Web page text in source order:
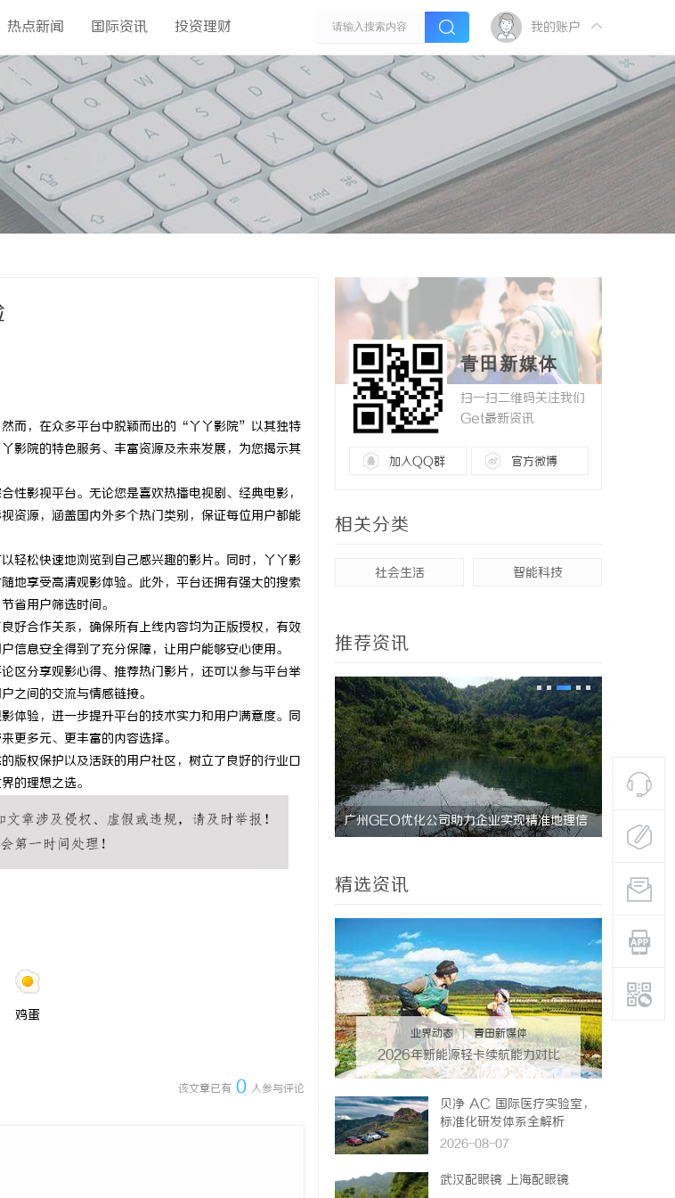
热点新闻 国际资讯 投资理财 我的账户
而，在众多平台中脱颖而出的“丫丫影院”以其独特
影院的特色服务、丰富资源及未来发展，为您揭示其
性影视平台。无论您是喜欢热播电视剧、经典电影，
资源，涵盖国内外多个热门类别，保证每位用户都能
轻松快速地浏览到自己感兴趣的影片。同时，丫丫影
地享受高清观影体验。此外，平台还拥有强大的搜索
省用户筛选时间。
好合作关系，确保所有上线内容均为正版授权，有效
信息安全得到了充分保障，让用户能够安心使用。
区分享观影心得、推荐热门影片，还可以参与平台举
之间的交流与情感链接。
体验，进一步提升平台的技术实力和用户满意度。同
更多元、更丰富的内容选择。
版权保护以及活跃的用户社区，树立了良好的行业口
的理想之选。
鸡蛋
该文章已有 0 人参与评论
青田新媒体
扫一扫二维码关注我们
Get最新资讯
加入QQ群 官方微博
相关分类
社会生活 智能科技
推荐资讯
经营策略 揭秘！专业充电桩项目软件开发商，究竟藏着
哪些行业秘诀？
广州GEO优化公司助力企业实现精准地理信 2026 杭
收费标准
精选资讯
业界动态 | 青田新媒体
2026年新能源轻卡续航能力对比
推荐：5大主流平台三维解析
贝净 AC 国际医疗实验室，
标准化研发体系全解析
2026-08-07
武汉配眼镜 上海配眼镜